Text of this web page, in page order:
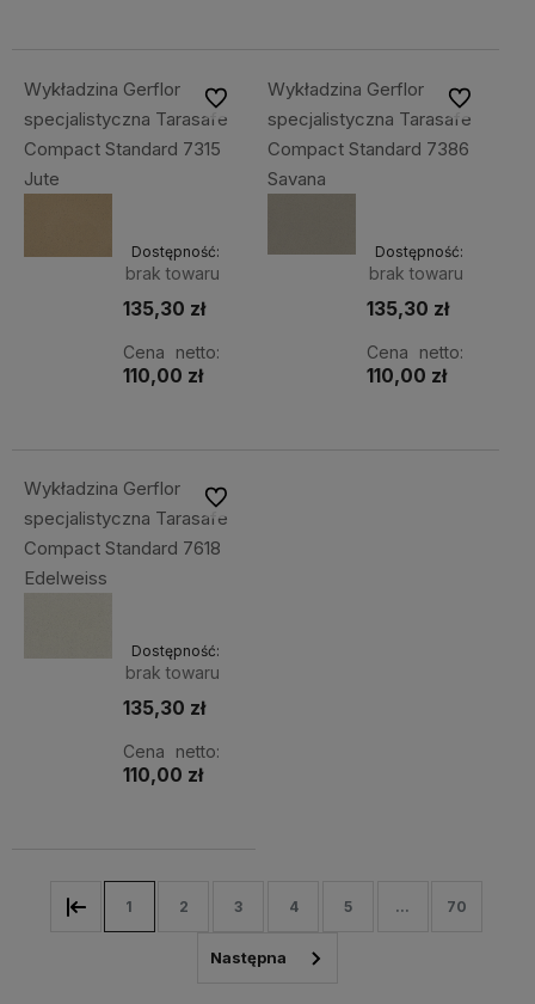
Wykładzina Gerflor
specjalistyczna Tarasafe
Compact Standard 7315
Jute
Dostępność:
brak towaru
135,30 zł
Cena netto:
110,00 zł
Do ulubionychWykładzina Gerflor
specjalistyczna Tarasafe
Compact Standard 7386
Savana
Dostępność:
brak towaru
135,30 zł
Cena netto:
110,00 zł
Do
Wykładzina Gerflor
specjalistyczna Tarasafe
Compact Standard 7618
Edelweiss
Dostępność:
brak towaru
135,30 zł
Cena netto:
110,00 zł
Do ulubionych
1 2 3 4 5 ... 70